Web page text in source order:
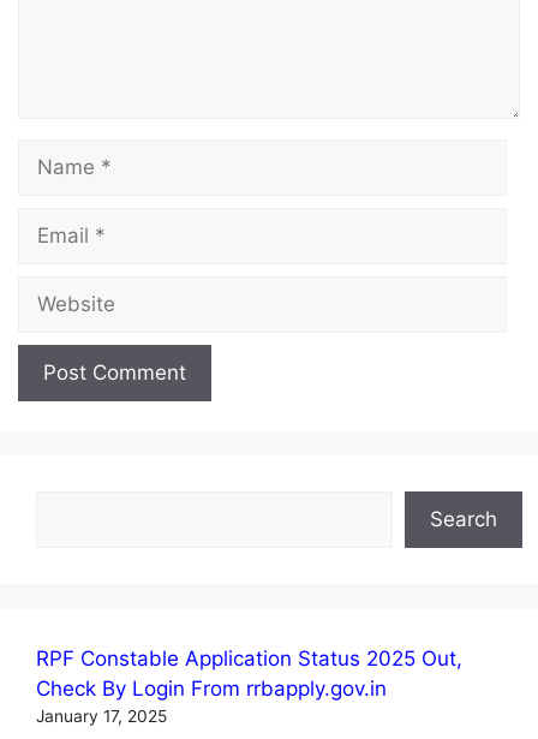
Name
Email
Website
Search
RPF Constable Application Status 2025 Out,
Check By Login From rrbapply.gov.in
January 17, 2025